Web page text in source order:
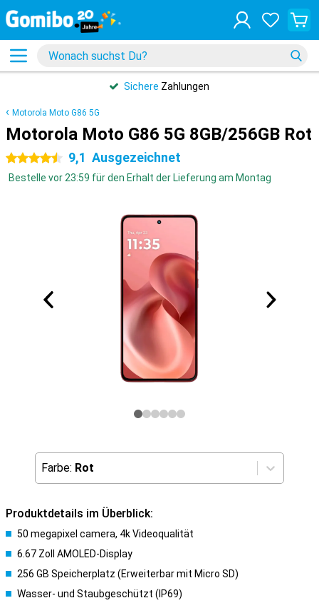
Sichere Zahlungen
Motorola Moto G86 5G
Motorola Moto G86 5G 8GB/256GB Rot
4.5 Sterne 9,1 Ausgezeichnet
Bestelle vor 23:59 für den Erhalt der Lieferung am Montag
Farbe: Rot
Produktdetails im Überblick:
50 megapixel camera, 4k Videoqualität
6.67 Zoll AMOLED-Display
256 GB Speicherplatz (Erweiterbar mit Micro SD)
Wasser- und Staubgeschützt (IP69)